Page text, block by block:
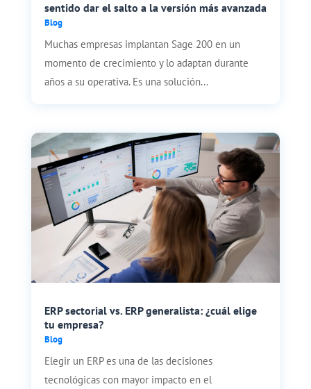
sentido dar el salto a la versión más avanzada
Blog
Muchas empresas implantan Sage 200 en un
momento de crecimiento y lo adaptan durante
años a su operativa. Es una solución...
ERP sectorial vs. ERP generalista: ¿cuál elige
tu empresa?
Blog
Elegir un ERP es una de las decisiones
tecnológicas con mayor impacto en el